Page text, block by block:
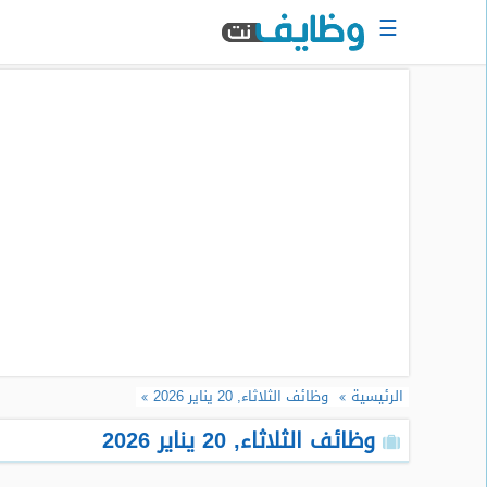
☰
الرئيسية وظائف الثلاثاء, 20 يناير 2026
وظائف الثلاثاء, 20 يناير 2026